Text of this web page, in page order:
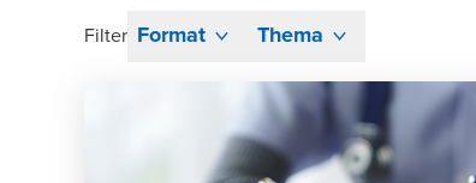
Filter Format Thema